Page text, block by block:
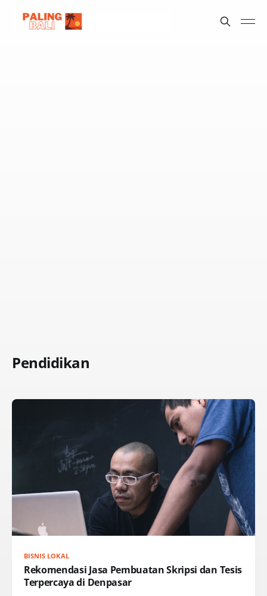
Pendidikan
BISNIS LOKAL
Rekomendasi Jasa Pembuatan Skripsi dan Tesis
Terpercaya di Denpasar